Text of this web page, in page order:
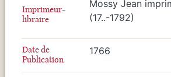
Imprimeur-
libraire
Mossy Jean
(17..-1792)
Date de
Publication
1766